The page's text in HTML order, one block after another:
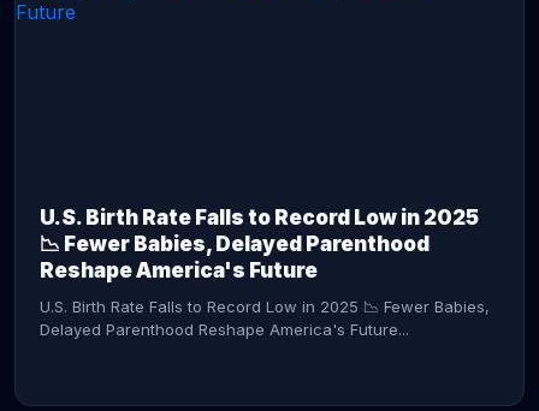
U.S. Birth Rate Falls to Record Low in 2025
📉 Fewer Babies, Delayed Parenthood
Reshape America's Future
U.S. Birth Rate Falls to Record Low in 2025 📉 Fewer Babies,
Delayed Parenthood Reshape America's Future...